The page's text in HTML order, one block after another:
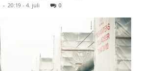
- 20:19 - 4. juli 0